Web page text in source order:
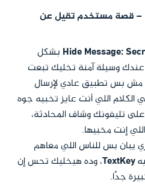
Hide Message: Secret Text – قصة مستخدم تقيل عن
Hide Message: بشكل
وسيلة آمنة تخليك تبعت
مش بس تطبيق عادي لإرسال
اللي أنت عايز تخبيه جوه
تليفونك وشاف المحادثة،
إنت مخبيها.
يبان بس للناس اللي معاهم
TextKey، وده هيخليك تحس إن
جدًا.